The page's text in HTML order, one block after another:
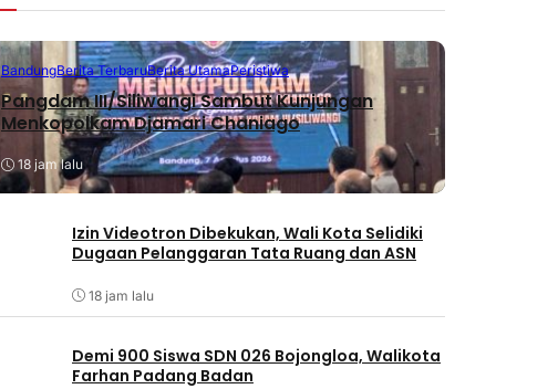
BandungBerita TerbaruBerita UtamaPeristiwa
Pangdam III/Siliwangi Sambut Kunjungan
Menkopolkam Djamari Chaniago
18 jam lalu
Izin Videotron Dibekukan, Wali Kota Selidiki
Dugaan Pelanggaran Tata Ruang dan ASN
18 jam lalu
Demi 900 Siswa SDN 026 Bojongloa, Walikota
Farhan Padang Badan